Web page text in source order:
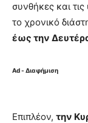
συνθήκες και
το χρονικό
έως την
Ad - Διαφήμιση
Επιπλέον, την